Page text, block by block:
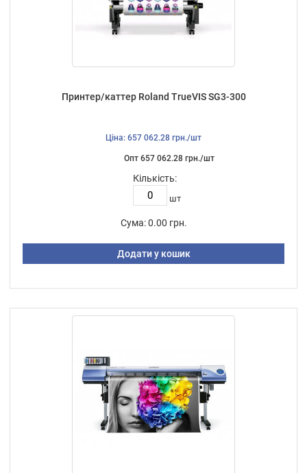
Принтер/каттер Roland TrueVIS SG3-300
Ціна: 657 062.28 грн./шт
Опт 657 062.28 грн./шт
Кількість:
шт
Сума: 0.00 грн.
Додати у кошик